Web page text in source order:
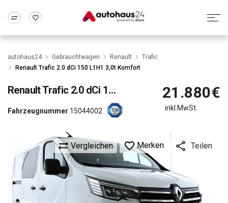
Zum Antrag
Wir bewerten dein Auto
Alle Fragen & Antworten
Rund um die Inzahlungnahme
FrankfurtWuppertal
autohaus24 Gebrauchtwagen Renault
Trafic
Renault Trafic 2.0 dCi 150 L1H1 3,0t Komfort
RenaultTrafic 2.0 dCi 150 L1H1 3,0t Komfort
Fahrzeugnummer 15044002
Vergleichen Merken Teilen
21.880€
inkl.MwSt.